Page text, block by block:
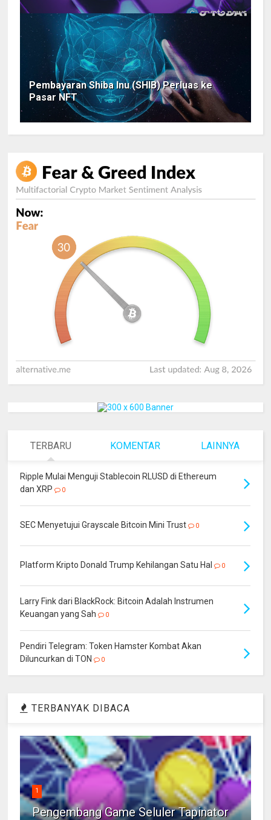
Pembayaran Shiba Inu (SHIB) Perluas ke
Pasar NFT
TERBARU KOMENTAR LAINNYA
Ripple Mulai Menguji Stablecoin RLUSD di Ethereum
dan XRP
0
SEC Menyetujui Grayscale Bitcoin Mini Trust 0
Platform Kripto Donald Trump Kehilangan Satu Hal 0
Larry Fink dari BlackRock: Bitcoin Adalah Instrumen
Keuangan yang Sah
0
Pendiri Telegram: Token Hamster Kombat Akan
Diluncurkan di TON
0
TERBANYAK DIBACA
1
Pengembang Game Seluler Tapinator